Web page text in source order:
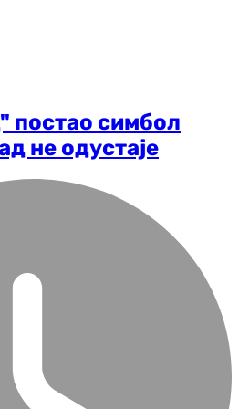
постао симбол
не одустаје